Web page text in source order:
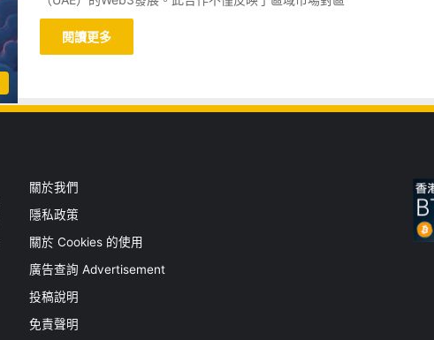
閱讀更多
關於我們
隱私政策
關於 Cookies 的使用
廣告查詢 Advertisement
投稿說明
免責聲明